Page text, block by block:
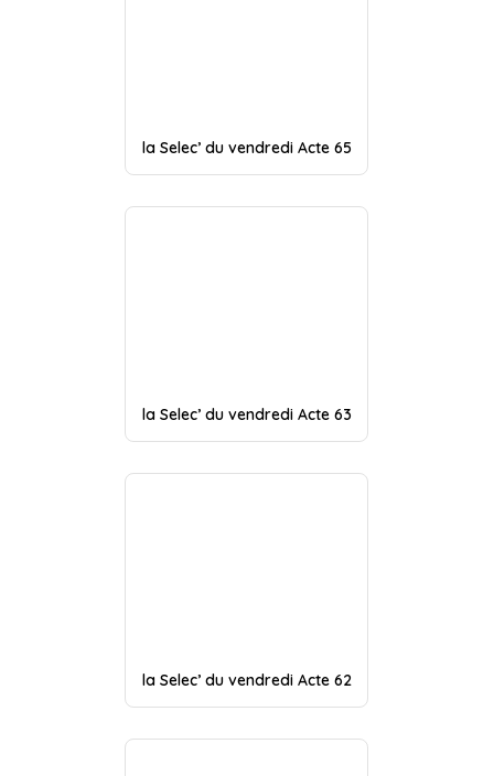
la Selec’ du vendredi Acte 65
la Selec’ du vendredi Acte 63
la Selec’ du vendredi Acte 62